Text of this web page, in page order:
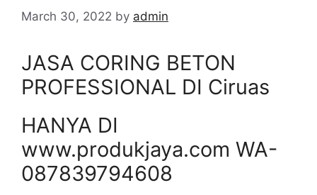
March 30, 2022 by admin
JASA CORING BETON
PROFESSIONAL DI Ciruas
HANYA DI
www.produkjaya.com WA-
087839794608